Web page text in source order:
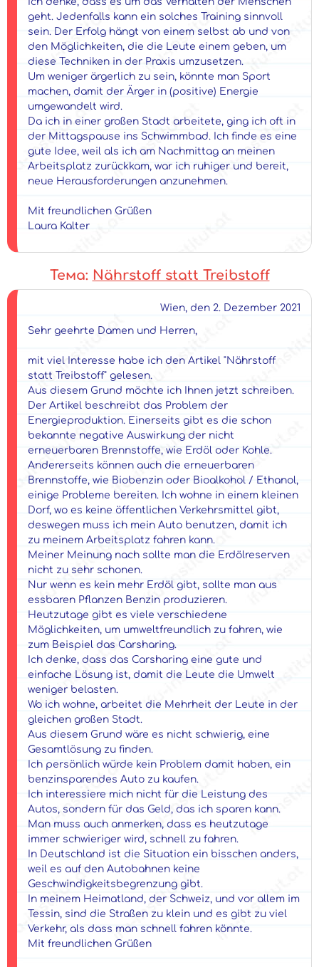
geht. Jedenfalls kann ein solches Training sinnvoll
sein. Der Erfolg hängt von einem selbst ab und von
den Möglichkeiten, die die Leute einem geben, um
diese Techniken in der Praxis umzusetzen.
Um weniger ärgerlich zu sein, könnte man Sport
machen, damit der Ärger in (positive) Energie
umgewandelt wird.
Da ich in einer großen Stadt arbeitete, ging ich oft in
der Mittagspause ins Schwimmbad. Ich finde es eine
gute Idee, weil als ich am Nachmittag an meinen
Arbeitsplatz zurückkam, war ich ruhiger und bereit,
neue Herausforderungen anzunehmen.
Mit freundlichen Grüßen
Laura Kalter
Тема: Nährstoff statt Treibstoff
Wien, den 2. Dezember 2021
Sehr geehrte Damen und Herren,
mit viel Interesse habe ich den Artikel "Nährstoff
statt Treibstoff" gelesen.
Aus diesem Grund möchte ich Ihnen jetzt schreiben.
Der Artikel beschreibt das Problem der
Energieproduktion. Einerseits gibt es die schon
bekannte negative Auswirkung der nicht
erneuerbaren Brennstoffe, wie Erdöl oder Kohle.
Andererseits können auch die erneuerbaren
Brennstoffe, wie Biobenzin oder Bioalkohol / Ethanol,
einige Probleme bereiten. Ich wohne in einem kleinen
Dorf, wo es keine öffentlichen Verkehrsmittel gibt,
deswegen muss ich mein Auto benutzen, damit ich
zu meinem Arbeitsplatz fahren kann.
Meiner Meinung nach sollte man die Erdölreserven
nicht zu sehr schonen.
Nur wenn es kein mehr Erdöl gibt, sollte man aus
essbaren Pflanzen Benzin produzieren.
Heutzutage gibt es viele verschiedene
Möglichkeiten, um umweltfreundlich zu fahren, wie
zum Beispiel das Carsharing.
Ich denke, dass das Carsharing eine gute und
einfache Lösung ist, damit die Leute die Umwelt
weniger belasten.
Wo ich wohne, arbeitet die Mehrheit der Leute in der
gleichen großen Stadt.
Aus diesem Grund wäre es nicht schwierig, eine
Gesamtlösung zu finden.
Ich persönlich würde kein Problem damit haben, ein
benzinsparendes Auto zu kaufen.
Ich interessiere mich nicht für die Leistung des
Autos, sondern für das Geld, das ich sparen kann.
Man muss auch anmerken, dass es heutzutage
immer schwieriger wird, schnell zu fahren.
In Deutschland ist die Situation ein bisschen anders,
weil es auf den Autobahnen keine
Geschwindigkeitsbegrenzung gibt.
In meinem Heimatland, der Schweiz, und vor allem im
Tessin, sind die Straßen zu klein und es gibt zu viel
Verkehr, als dass man schnell fahren könnte.
Mit freundlichen Grüßen